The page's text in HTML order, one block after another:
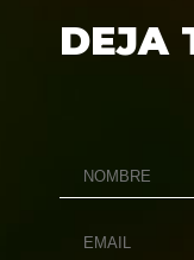
DEJA